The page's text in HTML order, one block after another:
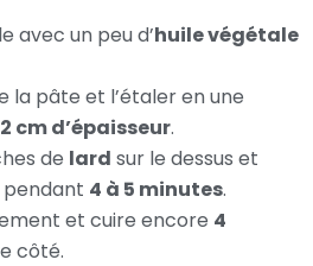
avec un peu d’huile végétale
la pâte et l’étaler en une
2 cm d’épaisseur.
de lard sur le dessus et
4 à 5 minutes.
et cuire encore 4
côté.